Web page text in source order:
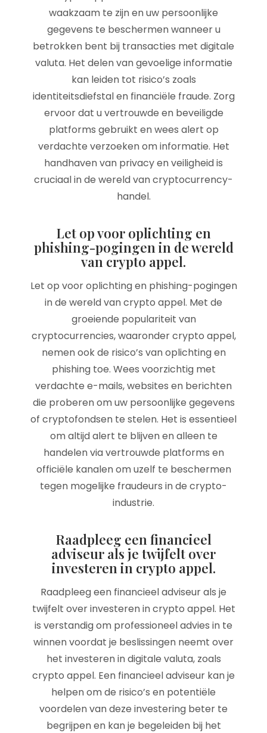
waakzaam te zijn en uw persoonlijke
gegevens te beschermen wanneer u
betrokken bent bij transacties met digitale
valuta. Het delen van gevoelige informatie
kan leiden tot risico’s zoals
identiteitsdiefstal en financiële fraude. Zorg
ervoor dat u vertrouwde en beveiligde
platforms gebruikt en wees alert op
verdachte verzoeken om informatie. Het
handhaven van privacy en veiligheid is
cruciaal in de wereld van cryptocurrency-
handel.
Let op voor oplichting en
phishing-pogingen in de wereld
van crypto appel.
Let op voor oplichting en phishing-pogingen
in de wereld van crypto appel. Met de
groeiende populariteit van
cryptocurrencies, waaronder crypto appel,
nemen ook de risico’s van oplichting en
phishing toe. Wees voorzichtig met
verdachte e-mails, websites en berichten
die proberen om uw persoonlijke gegevens
of cryptofondsen te stelen. Het is essentieel
om altijd alert te blijven en alleen te
handelen via vertrouwde platforms en
officiële kanalen om uzelf te beschermen
tegen mogelijke fraudeurs in de crypto-
industrie.
Raadpleeg een financieel
adviseur als je twijfelt over
investeren in crypto appel.
Raadpleeg een financieel adviseur als je
twijfelt over investeren in crypto appel. Het
is verstandig om professioneel advies in te
winnen voordat je beslissingen neemt over
het investeren in digitale valuta, zoals
crypto appel. Een financieel adviseur kan je
helpen om de risico’s en potentiële
voordelen van deze investering beter te
begrijpen en kan je begeleiden bij het